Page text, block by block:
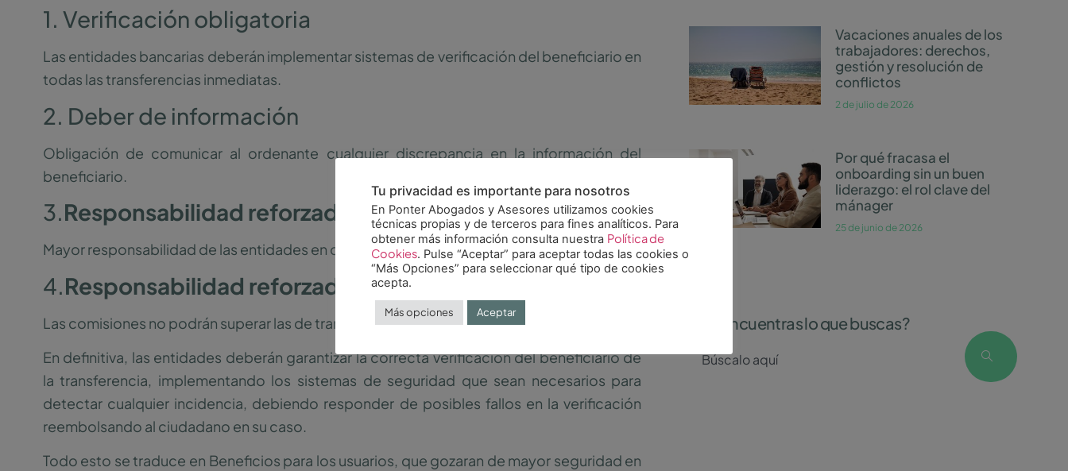
1. Verificación obligatoria
Las entidades bancarias deberán implementar sistemas de verificación del beneficiario en
todas las transferencias inmediatas.
2. Deber de información
Obligación de comunicar al ordenante cualquier discrepancia en la información del
beneficiario.
3.Responsabilidad reforzada
Mayor responsabilidad de las entidades en caso de incumplimiento.
4.Responsabilidad reforzada
Las comisiones no podrán superar las de transferencias tradicionales equivalentes.
En definitiva, las entidades deberán garantizar la correcta verificación del beneficiario de
la transferencia, implementando los sistemas de seguridad que sean necesarios para
detectar cualquier incidencia, debiendo responder de posibles fallos en la verificación
reembolsando al ciudadano en su caso.
Todo esto se traduce en Beneficios para los usuarios, que gozaran de mayor seguridad en
Vacaciones anuales de los
trabajadores: derechos,
gestión y resolución de
conflictos
2 de julio de 2026
Por qué fracasa el
onboarding sin un buen
liderazgo: el rol clave del
mánager
25 de junio de 2026
¿No encuentras lo que buscas?
Tu privacidad es importante para nosotros
En Ponter Abogados y Asesores utilizamos cookies
técnicas propias y de terceros para fines analíticos. Para
obtener más información consulta nuestra Política de
Cookies. Pulse “Aceptar” para aceptar todas las cookies o
“Más Opciones” para seleccionar qué tipo de cookies
acepta.
Más opciones Aceptar